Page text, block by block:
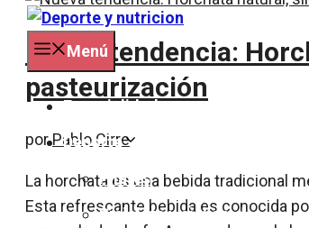
Menú
Especialidades
Deporte
Pilates
Bicicleta y ciclismo
Nueva tendencia:
pasteurización
porPablo Cirre
La horchata es una bebida tradicional
Esta refrescante bebida es conocida